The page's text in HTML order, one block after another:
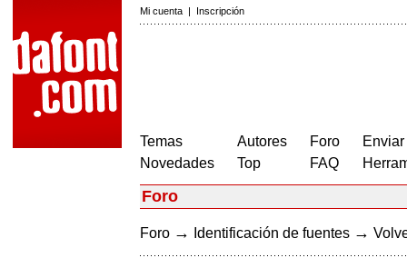
Mi cuenta | Inscripción
Temas
Novedades
Autores
Top
Foro
FAQ
Foro
Foro → Identificación de fuentes →